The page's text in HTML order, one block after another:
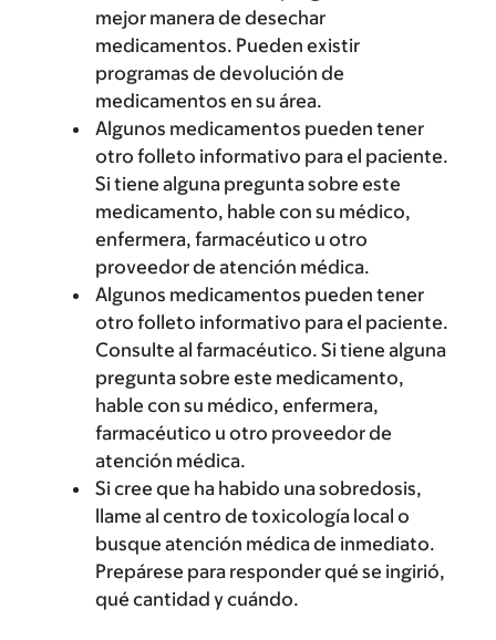
mejor manera de desechar
medicamentos. Pueden existir
programas de devolución de
medicamentos en su área.
Algunos medicamentos pueden tener
otro folleto informativo para el paciente.
Si tiene alguna pregunta sobre este
medicamento, hable con su médico,
enfermera, farmacéutico u otro
proveedor de atención médica.
Algunos medicamentos pueden tener
otro folleto informativo para el paciente.
Consulte al farmacéutico. Si tiene alguna
pregunta sobre este medicamento,
hable con su médico, enfermera,
farmacéutico u otro proveedor de
atención médica.
Si cree que ha habido una sobredosis,
llame al centro de toxicología local o
busque atención médica de inmediato.
Prepárese para responder qué se ingirió,
qué cantidad y cuándo.